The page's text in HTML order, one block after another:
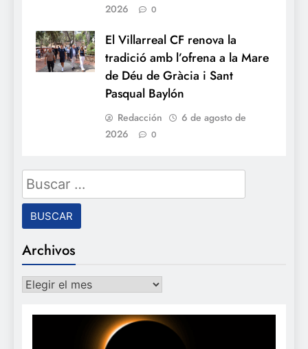
2026
0
El Villarreal CF renova la
tradició amb l’ofrena a la Mare
de Déu de Gràcia i Sant
Pasqual Baylón
Redacción
6 de agosto de
2026
0
Buscar:
Archivos
Archivos